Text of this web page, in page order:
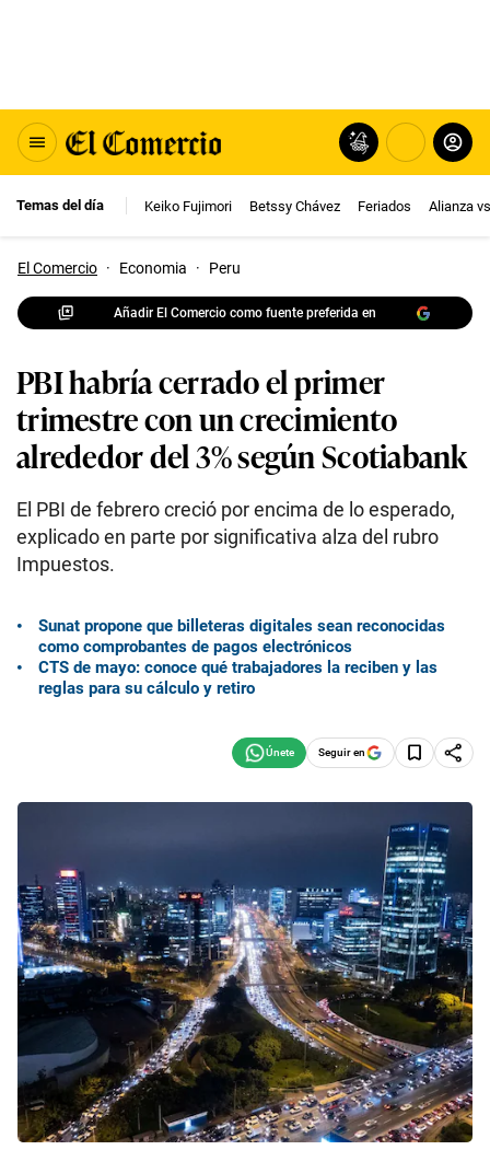
Temas del día Keiko Fujimori Betssy Chávez Feriados Alianza
El Comercio · Economia · Peru
Añadir El Comercio como fuente preferida en
PBI habría cerrado el primer
trimestre con un crecimiento
alrededor del 3% según Scotiabank
El PBI de febrero creció por encima de lo esperado,
explicado en parte por significativa alza del rubro
Impuestos.
Sunat propone que billeteras digitales sean reconocidas
como comprobantes de pagos electrónicos
CTS de mayo: conoce qué trabajadores la reciben y las
reglas para su cálculo y retiro
Seguir en